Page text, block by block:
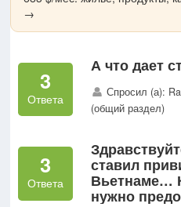
→
3
Ответа
А что дает
Спросил (а):
(общий раздел)
3
Ответа
ставил
Вьетнаме…
нужно